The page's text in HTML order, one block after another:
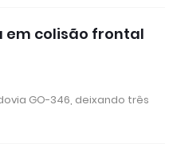
colisão frontal
GO-346, deixando três